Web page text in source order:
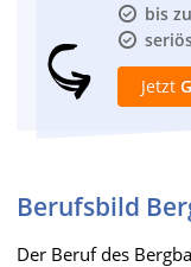
bis
Jetzt
Berufsbild
Der Beruf des